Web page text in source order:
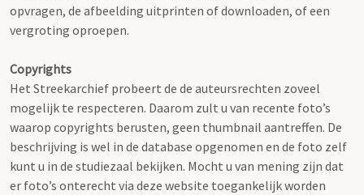
opvragen, de afbeelding uitprinten of downloaden, of een
vergroting oproepen.
Copyrights
Het Streekarchief probeert de de auteursrechten zoveel
mogelijk te respecteren. Daarom zult u van recente foto’s
waarop copyrights berusten, geen thumbnail aantreffen. De
beschrijving is wel in de database opgenomen en de foto zelf
kunt u in de studiezaal bekijken. Mocht u van mening zijn dat
er foto’s onterecht via deze website toegankelijk worden